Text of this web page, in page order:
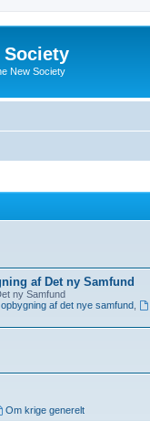
Society
New Society
af Det ny Samfund
ny Samfund
af det nye samfund,
Om krige generelt